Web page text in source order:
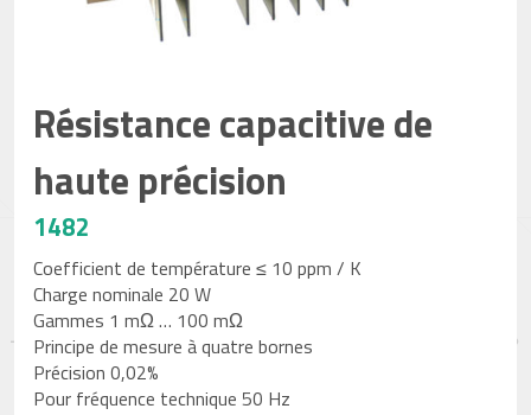
Résistance capacitive de
haute précision
1482
Coefficient de température ≤ 10 ppm / K
Charge nominale 20 W
Gammes 1 mΩ … 100 mΩ
Principe de mesure à quatre bornes
Précision 0,02%
Pour fréquence technique 50 Hz